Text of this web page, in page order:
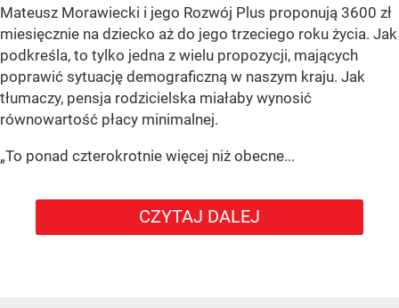
Mateusz Morawiecki i jego Rozwój Plus proponują 3600 zł
miesięcznie na dziecko aż do jego trzeciego roku życia. Jak
podkreśla, to tylko jedna z wielu propozycji, mających
poprawić sytuację demograficzną w naszym kraju. Jak
tłumaczy, pensja rodzicielska miałaby wynosić
równowartość płacy minimalnej.
„To ponad czterokrotnie więcej niż obecne...
CZYTAJ DALEJ